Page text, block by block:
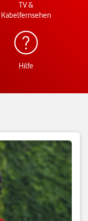
TV &
Kabelfernsehen
Hilfe